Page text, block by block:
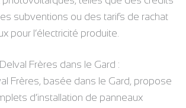
subventions ou des tarifs de rachat
pour l’électricité produite.
Frères dans le Gard :
Frères, basée dans le Gard, propose
d’installation de panneaux